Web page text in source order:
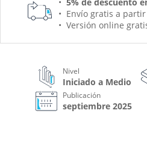
Envío gratis a
Versión online
Nivel
Iniciado a Medio
Publicación
septiembre 2025